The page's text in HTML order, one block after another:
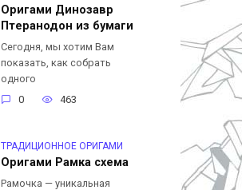
Оригами Динозавр
Птеранодон из бумаги
Сегодня, мы хотим Вам
показать, как собрать
одного
0
463
ТРАДИЦИОННОЕ ОРИГАМИ
Оригами Рамка схема
Рамочка — уникальная